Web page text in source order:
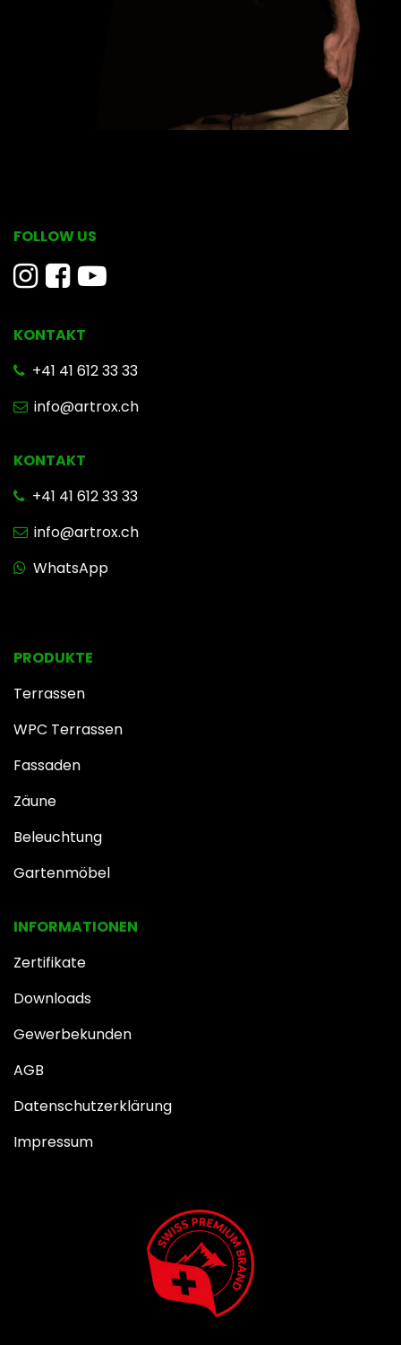
FOLLOW US
KONTAKT
​ +41 41 612 33 33
info@artrox.ch
KONTAKT
+41 41 612 33 33
info@artrox.ch
WhatsApp
INFOR​MATIONEN
Zertifikate
Downloads
Gewerbekunden
AGB
Datenschutzerklärung
Impressum
PRODUKTE
Terrassen
WPC Terrassen
Fassaden
Zäune
Beleuchtung
Gartenmöbel